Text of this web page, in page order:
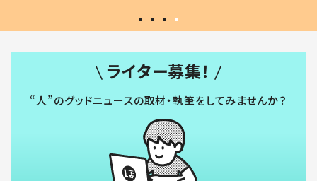
ライター募集！
“人”のグッドニュースの取材・執筆をしてみませんか？